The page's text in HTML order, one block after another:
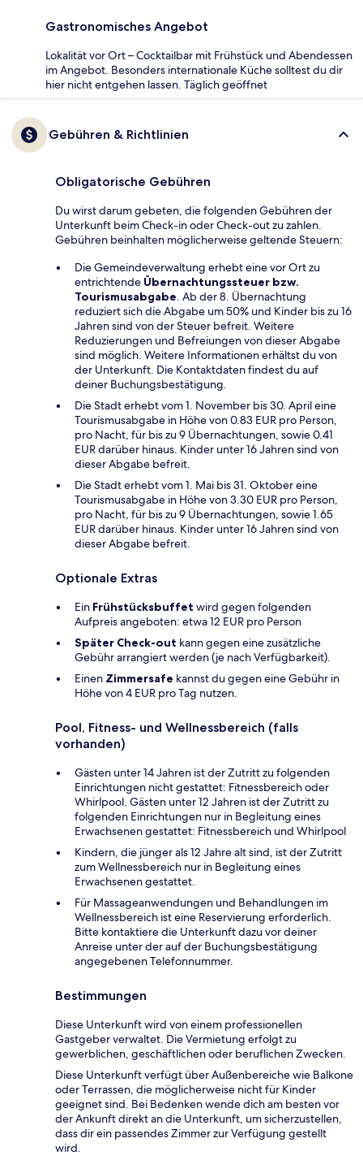
Gastronomisches Angebot
Lokalität vor Ort – Cocktailbar mit Frühstück und Abendessen
im Angebot. Besonders internationale Küche solltest du dir
hier nicht entgehen lassen. Täglich geöffnet
Gebühren & Richtlinien
Obligatorische Gebühren
Du wirst darum gebeten, die folgenden Gebühren der
Unterkunft beim Check-in oder Check-out zu zahlen.
Gebühren beinhalten möglicherweise geltende Steuern:
Die Gemeindeverwaltung erhebt eine vor Ort zu
entrichtende Übernachtungssteuer bzw.
Tourismusabgabe. Ab der 8. Übernachtung
reduziert sich die Abgabe um 50% und Kinder bis zu 16
Jahren sind von der Steuer befreit. Weitere
Reduzierungen und Befreiungen von dieser Abgabe
sind möglich. Weitere Informationen erhältst du von
der Unterkunft. Die Kontaktdaten findest du auf
deiner Buchungsbestätigung.
Die Stadt erhebt vom 1. November bis 30. April eine
Tourismusabgabe in Höhe von 0.83 EUR pro Person,
pro Nacht, für bis zu 9 Übernachtungen, sowie 0.41
EUR darüber hinaus. Kinder unter 16 Jahren sind von
dieser Abgabe befreit.
Die Stadt erhebt vom 1. Mai bis 31. Oktober eine
Tourismusabgabe in Höhe von 3.30 EUR pro Person,
pro Nacht, für bis zu 9 Übernachtungen, sowie 1.65
EUR darüber hinaus. Kinder unter 16 Jahren sind von
dieser Abgabe befreit.
Optionale Extras
Ein Frühstücksbuffet wird gegen folgenden
Aufpreis angeboten: etwa 12 EUR pro Person
Später Check-out kann gegen eine zusätzliche
Gebühr arrangiert werden (je nach Verfügbarkeit).
Einen Zimmersafe kannst du gegen eine Gebühr in
Höhe von 4 EUR pro Tag nutzen.
Pool, Fitness- und Wellnessbereich (falls
vorhanden)
Gästen unter 14 Jahren ist der Zutritt zu folgenden
Einrichtungen nicht gestattet: Fitnessbereich oder
Whirlpool. Gästen unter 12 Jahren ist der Zutritt zu
folgenden Einrichtungen nur in Begleitung eines
Erwachsenen gestattet: Fitnessbereich und Whirlpool
Kindern, die jünger als 12 Jahre alt sind, ist der Zutritt
zum Wellnessbereich nur in Begleitung eines
Erwachsenen gestattet.
Für Massageanwendungen und Behandlungen im
Wellnessbereich ist eine Reservierung erforderlich.
Bitte kontaktiere die Unterkunft dazu vor deiner
Anreise unter der auf der Buchungsbestätigung
angegebenen Telefonnummer.
Bestimmungen
Diese Unterkunft wird von einem professionellen
Gastgeber verwaltet. Die Vermietung erfolgt zu
gewerblichen, geschäftlichen oder beruflichen Zwecken.
Diese Unterkunft verfügt über Außenbereiche wie Balkone
oder Terrassen, die möglicherweise nicht für Kinder
geeignet sind. Bei Bedenken wende dich am besten vor
der Ankunft direkt an die Unterkunft, um sicherzustellen,
dass dir ein passendes Zimmer zur Verfügung gestellt
wird.